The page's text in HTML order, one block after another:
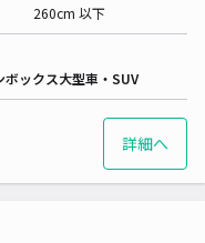
260cm 以下
ボックス大型車・SUV
詳細へ